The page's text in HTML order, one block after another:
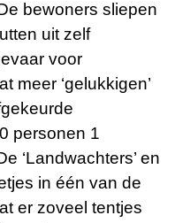
bewoners sliepen
uit zelf
voor
meer ‘gelukkigen’
personen 1
‘Landwachters’ en
in één van de
er zoveel tentjes